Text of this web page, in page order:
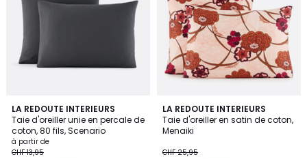
LA REDOUTE INTERIEURS
Taie d'oreiller unie en percale de
coton, 80 fils, Scenario
à partir de
CHF 13,95
4,3
/ 5
21
Couleurs
LA REDOUTE INTERIEURS
Taie d'oreiller en satin de coton,
Menaiki
CHF 25,95
5
/
5